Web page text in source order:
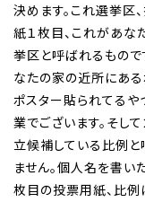
決めます。これ選挙区
紙１枚目、これがあ
挙区と呼ばれるもので
なたの家の近所にあ
ポスター貼られてるや
業でございます。そし
立候補している比例
ません。個人名を書い
枚目の投票用紙、比例